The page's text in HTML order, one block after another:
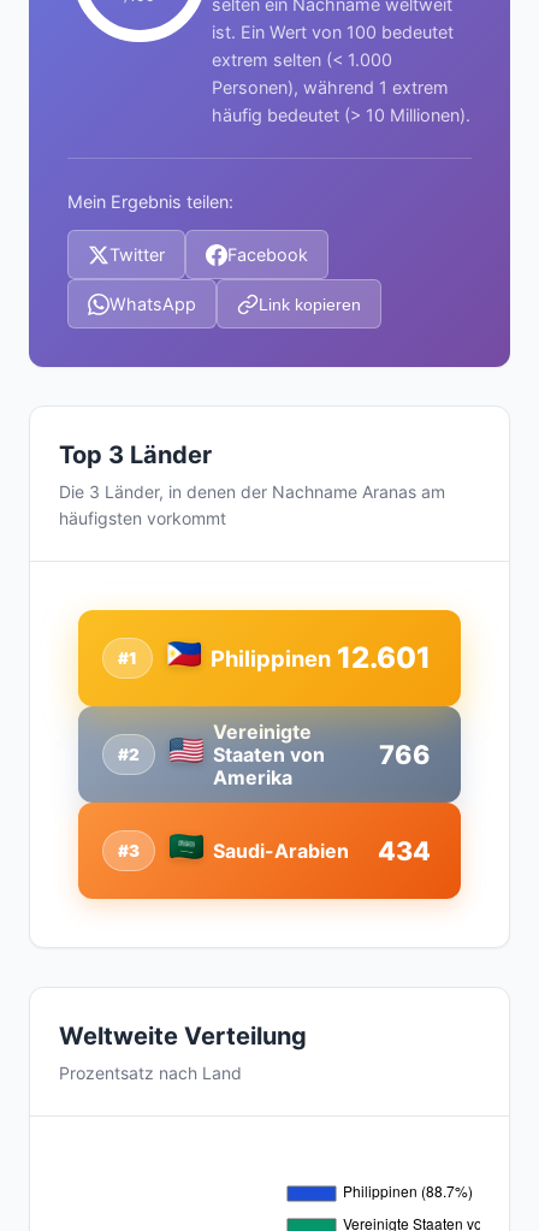
selten ein Nachname weltweit
ist. Ein Wert von 100 bedeutet
extrem selten (< 1.000
Personen), während 1 extrem
häufig bedeutet (> 10 Millionen).
Mein Ergebnis teilen:
Twitter Facebook
WhatsApp Link kopieren
Top 3 Länder
Die 3 Länder, in denen der Nachname Aranas am
häufigsten vorkommt
#2
Vereinigte
Staaten von
Amerika
766
#1 Philippinen 12.601
#3 Saudi-Arabien 434
Weltweite Verteilung
Prozentsatz nach Land